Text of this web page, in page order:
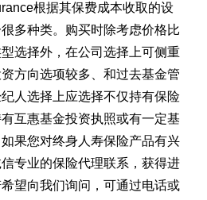
根据其保费成本收取的设
多种类。购买时除考虑价格比
选择外，在公司选择上可侧重
方向选项较多、和过去基金管
人选择上应选择不仅持有保险
互惠基金投资执照或有一定基
果您对终身人寿保险产品有兴
专业的保险代理联系，获得进
望向我们询问，可通过电话或